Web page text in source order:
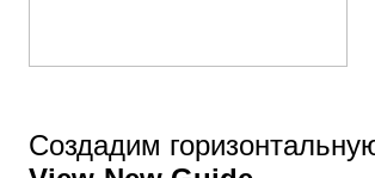
Создадим